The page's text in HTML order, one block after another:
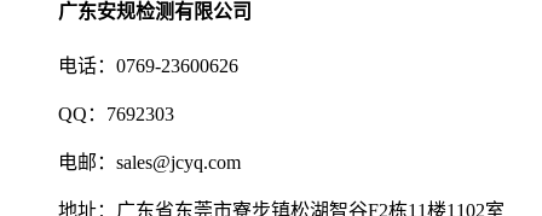
广东安规检测有限公司
电话：0769-23600626
QQ：7692303
电邮：sales@jcyq.com
地址：广东省东莞市寮步镇松湖智谷F2栋11楼1102室